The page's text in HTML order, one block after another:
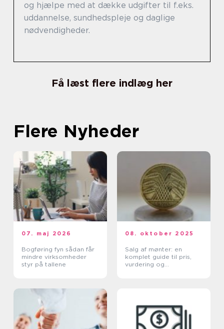
og hjælpe med at dække udgifter til f.eks.
uddannelse, sundhedspleje og daglige
nødvendigheder.
Få læst flere indlæg her
Flere Nyheder
07. maj 2026
Bogføring fyn sådan får
mindre virksomheder
styr på tallene
08. oktober 2025
Salg af mønter: en
komplet guide til pris,
vurdering og